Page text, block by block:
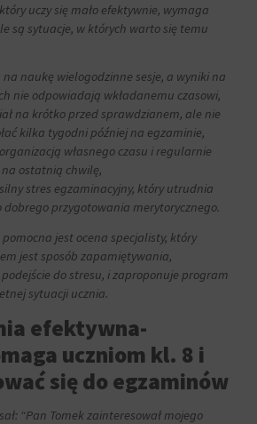
uczy się mało efektywnie, wymaga
są sytuacje, w których warto się temu
na naukę wielogodzinne sesje, a wyniki na
nie odpowiadają wkładanemu czasowi,
na krótko przed sprawdzianem, ale nie
kilka tygodni później na egzaminie,
własnego czasu i regularnie
ostatnią chwilę,
stres egzaminacyjny, który utrudnia
przygotowania merytorycznego.
jest ocena specjalisty, który
jest sposób zapamiętywania,
do stresu, i zaproponuje program
sytuacji ucznia.
efektywna-
uczniom kl. 8 i
się do egzaminów
“Pan Tomek zainteresował mojego